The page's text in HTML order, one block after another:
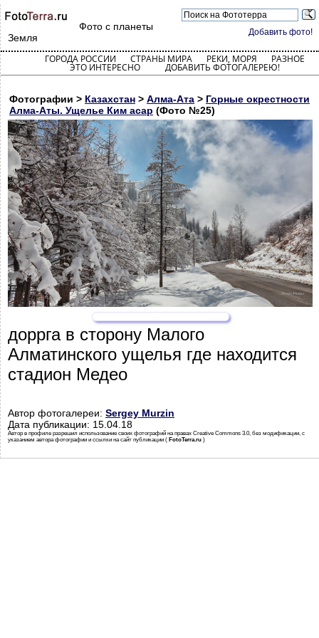
Добавить фото!
Фото с планеты
Земля
ГОРОДА РОССИИ СТРАНЫ МИРА РЕКИ, МОРЯ РАЗНОЕ
ЭТО ИНТЕРЕСНО ДОБАВИТЬ ФОТОГАЛЕРЕЮ!
Фотографии > Казахстан > Алма-Ата > Горные окрестности
Алма-Аты. Ущелье Ким асар (Фото №25)
доррга в сторону Малого
Алматинского ущелья где находится
стадион Медео
Автор фотогалереи: Sergey Murzin
Дата публикации: 15.04.18
Автор в профиле разрешил использование своих фотографий на правах Creative Commons 3.0, без модификации, с
указанием автора фотографии и ссылки на сайт публикации ( FotoTerra.ru )